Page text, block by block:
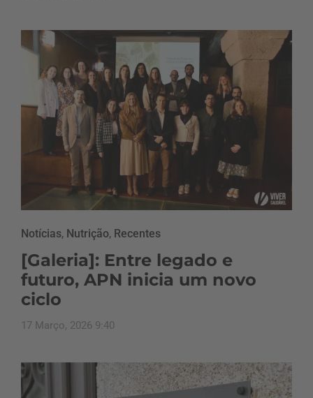
Notícias, Nutrição, Recentes
[Galeria]: Entre legado e
futuro, APN inicia um novo
ciclo
17 Março, 2026 9:40